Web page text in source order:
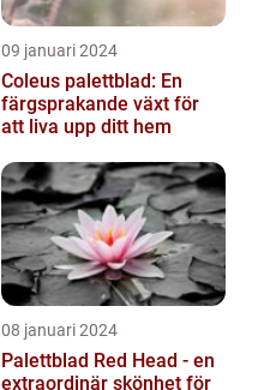
09 januari 2024
Coleus palettblad: En
färgsprakande växt för
att liva upp ditt hem
08 januari 2024
Palettblad Red Head - en
extraordinär skönhet för